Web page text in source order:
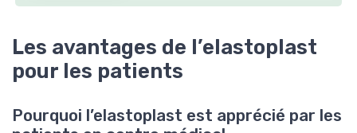
Les avantages de l’elastoplast
pour les patients
Pourquoi l’elastoplast est apprécié par les